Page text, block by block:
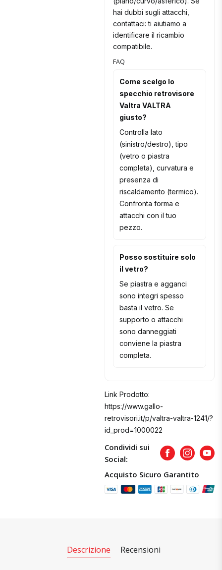
hai dubbi sugli attacchi,
contattaci: ti aiutiamo a
identificare il ricambio
compatibile.
FAQ
Come scelgo lo
specchio retrovisore
Valtra VALTRA
giusto?
Controlla lato
(sinistro/destro), tipo
(vetro o piastra
completa), curvatura e
presenza di
riscaldamento (termico).
Confronta forma e
attacchi con il tuo
pezzo.
Posso sostituire solo
il vetro?
Se piastra e agganci
sono integri spesso
basta il vetro. Se
supporto o attacchi
sono danneggiati
conviene la piastra
completa.
Link Prodotto:
https://www.gallo-
retrovisori.it/p/valtra-valtra-1241/?
id_prod=1000022
Condividi sui
Social:
FacebookInstagram
Acquisto Sicuro Garantito
Descrizione Recensioni